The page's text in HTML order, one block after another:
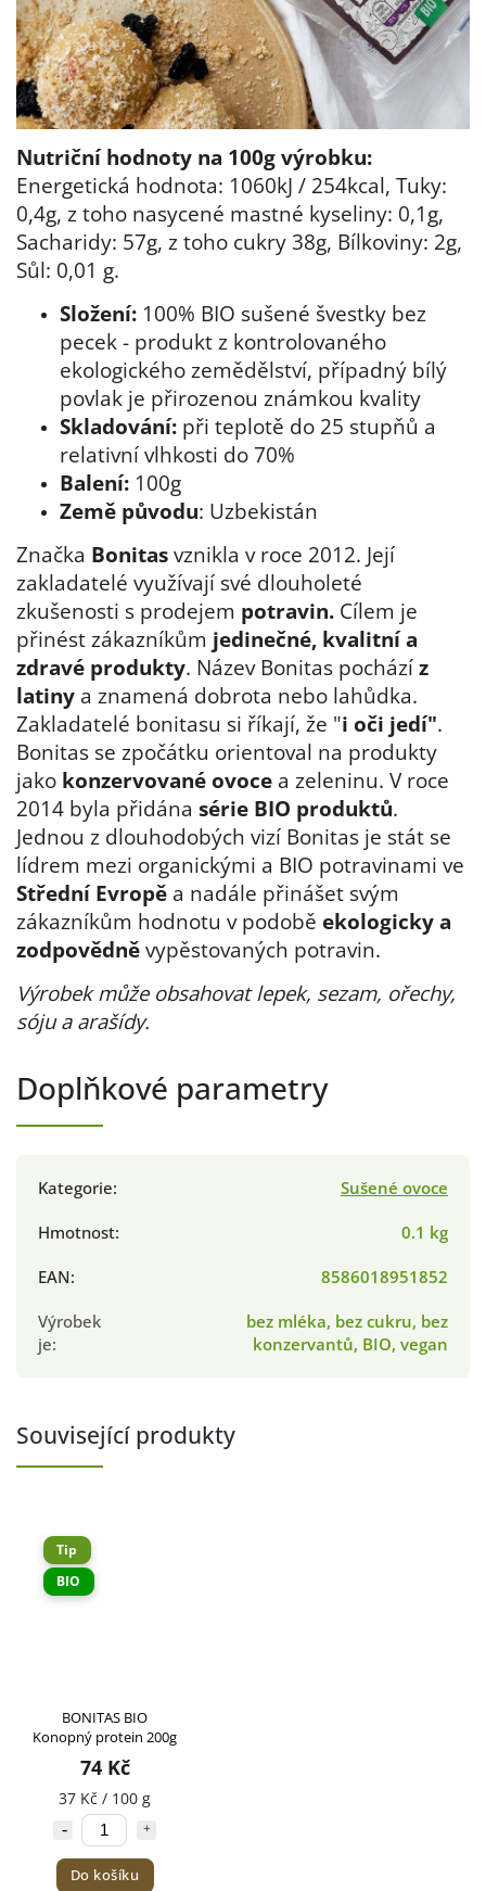
Nutriční hodnoty na 100g výrobku:
Energetická hodnota: 1060kJ / 254kcal, Tuky:
0,4g, z toho nasycené mastné kyseliny: 0,1g,
Sacharidy: 57g, z toho cukry 38g, Bílkoviny: 2g,
Sůl: 0,01 g.
Složení: 100% BIO sušené švestky bez
pecek - produkt z kontrolovaného
ekologického zemědělství, případný bílý
povlak je přirozenou známkou kvality
Skladování: při teplotě do 25 stupňů a
relativní vlhkosti do 70%
Balení: 100g
Země původu: Uzbekistán
Značka Bonitas vznikla v roce 2012. Její
zakladatelé využívají své dlouholeté
zkušenosti s prodejem potravin. Cílem je
přinést zákazníkům jedinečné, kvalitní a
zdravé produkty. Název Bonitas pochází z
latiny a znamená dobrota nebo lahůdka.
Zakladatelé bonitasu si říkají, že "i oči jedí".
Bonitas se zpočátku orientoval na produkty
jako konzervované ovoce a zeleninu. V roce
2014 byla přidána série BIO produktů.
Jednou z dlouhodobých vizí Bonitas je stát se
lídrem mezi organickými a BIO potravinami ve
Střední Evropě a nadále přinášet svým
zákazníkům hodnotu v podobě ekologicky a
zodpovědně vypěstovaných potravin.
Výrobek může obsahovat lepek, sezam, ořechy,
sóju a arašídy.
Doplňkové parametry
Kategorie:
Sušené ovoce
Hmotnost:
0.1 kg
EAN:
8586018951852
Výrobek
je:
bez mléka, bez cukru, bez
konzervantů, BIO, vegan
Související produkty
Tip
BIO
BONITAS BIO
Konopný protein 200g
74 Kč
37 Kč / 100 g
Do košíku